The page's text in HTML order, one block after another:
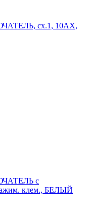
сх.1, 10АХ,
с
клем., БЕЛЫЙ